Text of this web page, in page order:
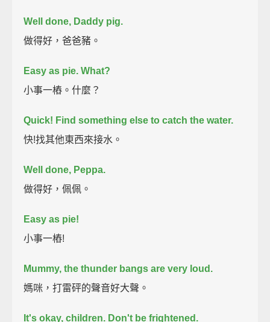
Well done, Daddy pig.
做得好，爸爸豬。
Easy as pie. What?
小事一樁。什麼？
Quick! Find something else to catch the water.
快!找其他東西來接水。
Well done, Peppa.
做得好，佩佩。
Easy as pie!
小事一樁!
Mummy, the thunder bangs are very loud.
媽咪，打雷砰的聲音好大聲。
It's okay, children. Don't be frightened.